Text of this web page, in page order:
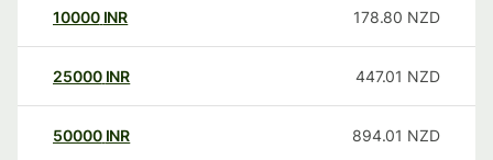
10000 INR 178.80 NZD
25000 INR 447.01 NZD
50000 INR 894.01 NZD